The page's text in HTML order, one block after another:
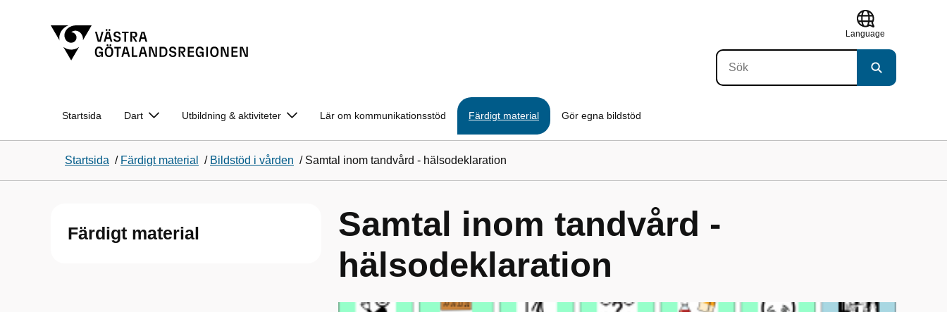
Language
Startsida Dart Utbildning & aktiviteter Lär om kommunikationsstöd Färdigt material Gör egna bildstöd
Startsida / Färdigt material / Bildstöd i vården / Samtal inom tandvård - hälsodeklaration
Färdigt material
Samtal inom tandvård -
hälsodeklaration